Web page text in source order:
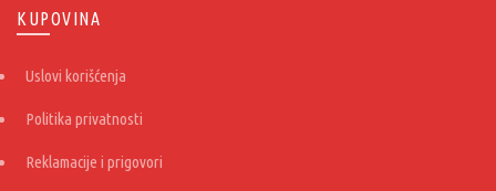
KUPOVINA
Uslovi korišćenja
Politika privatnosti
Reklamacije i prigovori